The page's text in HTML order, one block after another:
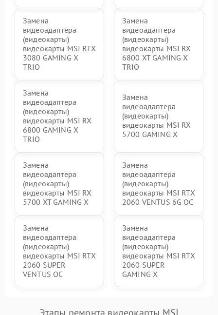
Замена
видеоадаптера
(видеокарты)
видеокарты MSI RTX
3080 GAMING X
TRIO
Замена
видеоадаптера
(видеокарты)
видеокарты MSI RX
6800 XT GAMING X
TRIO
Замена
видеоадаптера
(видеокарты)
видеокарты MSI RX
6800 GAMING X
TRIO
Замена
видеоадаптера
(видеокарты)
видеокарты MSI RX
5700 GAMING X
Замена
видеоадаптера
(видеокарты)
видеокарты MSI RX
5700 XT GAMING X
Замена
видеоадаптера
(видеокарты)
видеокарты MSI RTX
2060 VENTUS 6G OC
Замена
видеоадаптера
(видеокарты)
видеокарты MSI RTX
2060 SUPER
VENTUS OC
Замена
видеоадаптера
(видеокарты)
видеокарты MSI RTX
2060 SUPER
GAMING X